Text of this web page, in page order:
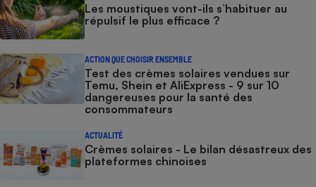
Les moustiques vont-ils s’habituer au
répulsif le plus efficace ?
ACTION QUE CHOISIR ENSEMBLE
Test des crèmes solaires vendues sur
Temu, Shein et AliExpress - 9 sur 10
dangereuses pour la santé des
consommateurs
ACTUALITÉ
Crèmes solaires - Le bilan désastreux des
plateformes chinoises